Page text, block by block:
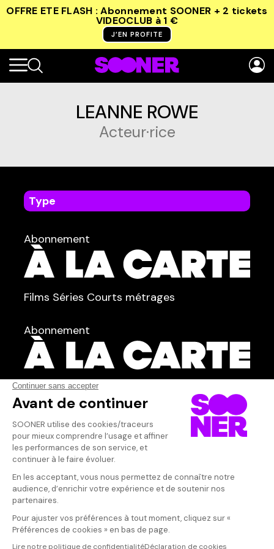
OFFRE ETE FLASH : Abonnement SOONER + 2 tickets
VIDEOCLUB à 1 €
J’EN PROFITE
LEANNE ROWE
Acteur·rice
Type
Abonnement
Films Séries Courts métrages
Abonnement
Acteur·rice
Qui sommes-nous ?
Dispo dans l'abonnement